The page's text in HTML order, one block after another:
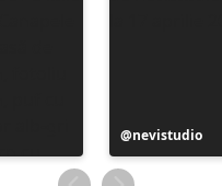
Postare
publicată
de
nevistudio